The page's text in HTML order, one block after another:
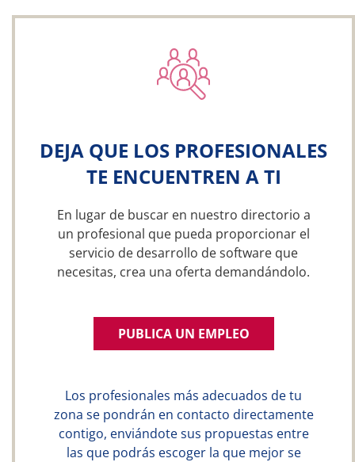
DEJA QUE LOS PROFESIONALES
TE ENCUENTREN A TI
En lugar de buscar en nuestro directorio a
un profesional que pueda proporcionar el
servicio de desarrollo de software que
necesitas, crea una oferta demandándolo.
PUBLICA UN EMPLEO
Los profesionales más adecuados de tu
zona se pondrán en contacto directamente
contigo, enviándote sus propuestas entre
las que podrás escoger la que mejor se